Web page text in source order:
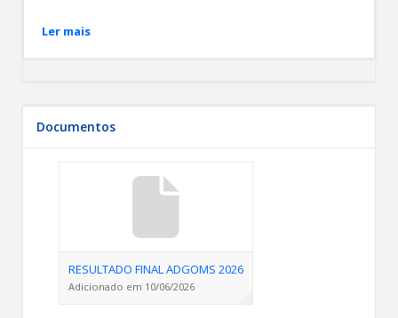
Ler mais
Documentos
RESULTADO FINAL ADGOMS 2026
Adicionado em 10/06/2026